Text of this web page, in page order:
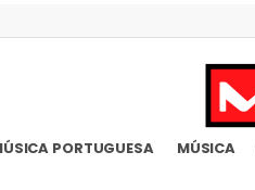
PORTUGUESA MÚSICA